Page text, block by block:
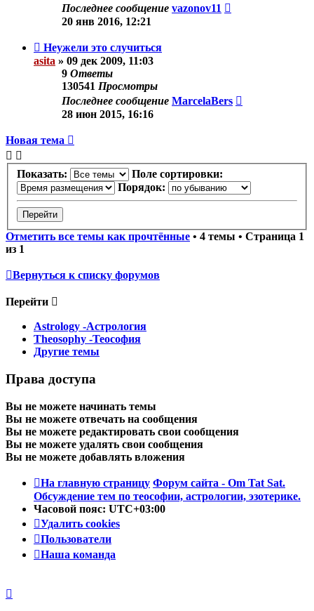
Последнее сообщение vazonov11
20 янв 2016, 12:21
Неужели это случиться
asita » 09 дек 2009, 11:03
9 Ответы
130541 Просмотры
Последнее сообщение MarcelaBers
28 июн 2015, 16:16
Новая тема
Показать:
Поле сортировки:
Порядок:
Отметить все темы как прочтённые • 4 темы • Страница 1
из 1
Вернуться к списку форумов
Перейти
Astrology -Астрология
Theosophy -Теософия
Другие темы
Права доступа
Вы не можете начинать темы
Вы не можете отвечать на сообщения
Вы не можете редактировать свои сообщения
Вы не можете удалять свои сообщения
Вы не можете добавлять вложения
На главную страницу Форум сайта - Om Tat Sat.
Обсуждение тем по теософии, астрологии, эзотерике.
Часовой пояс: UTC+03:00
Удалить cookies
Пользователи
Наша команда